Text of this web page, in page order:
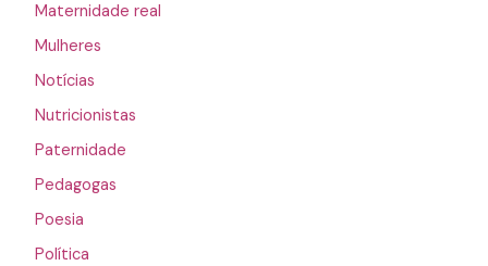
Maternidade real
Mulheres
Notícias
Nutricionistas
Paternidade
Pedagogas
Poesia
Política